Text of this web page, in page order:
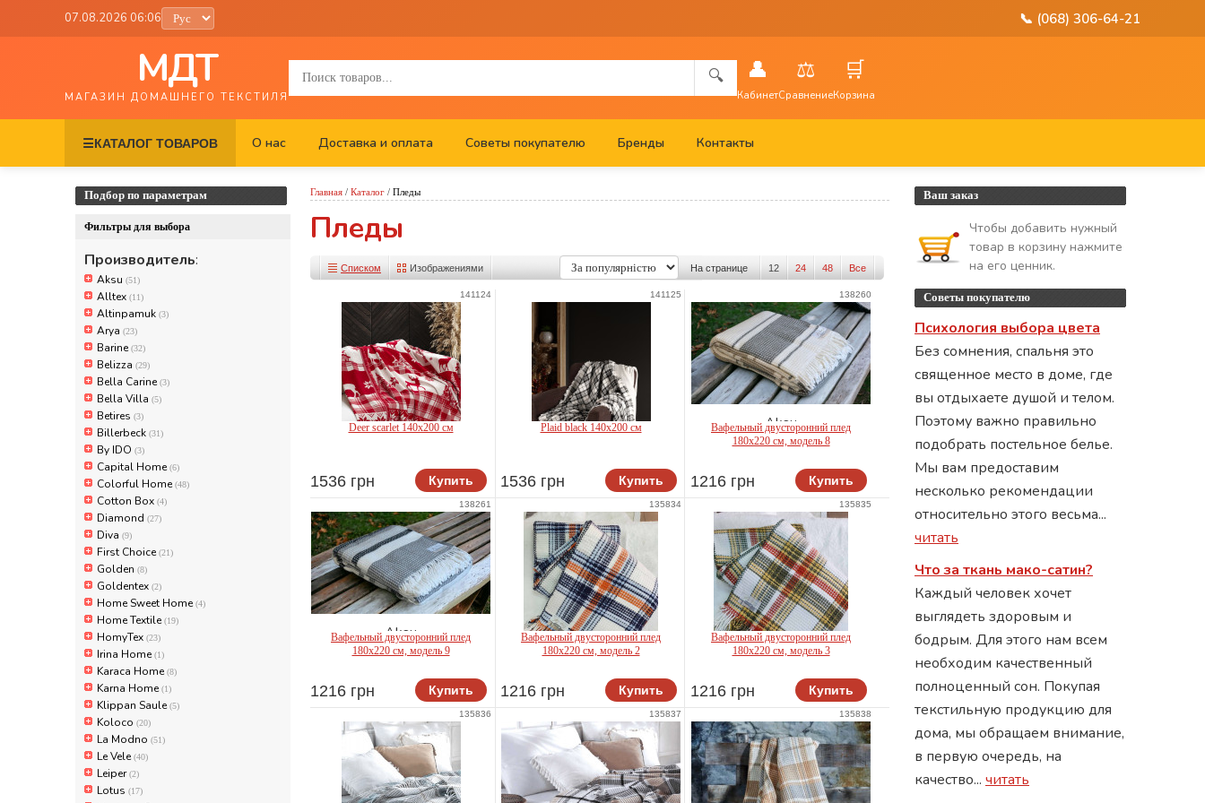
07.08.2026 06:06 📞 (068) 306-64-21
МДТ
МАГАЗИН ДОМАШНЕГО ТЕКСТИЛЯ
🔍 👤
Кабинет
⚖️
Сравнение
🛒
Корзина
☰КАТАЛОГ ТОВАРОВ О нас Доставка и оплата Советы покупателю Бренды Контакты
Подбор по параметрам
Фильтры для выбора
Производитель:
Aksu (51)
Alltex (11)
Altinpamuk (3)
Arya (23)
Barine(32)
Belizza (29)
Bella Carine(3)
Bella Villa (5)
Betires (3)
Billerbeck (31)
By IDO (3)
Capital Home(6)
Colorful Home(48)
Cotton Box (4)
Diamond (27)
Diva (9)
First Choice(21)
Golden (8)
Goldentex (2)
Home Sweet Home(4)
Home Textile(19)
HomyTex (23)
Irina Home(1)
Karaca Home(8)
Karna Home(1)
Klippan Saule(5)
Koloco (20)
La Modno (51)
Le Vele(40)
Leiper(2)
Lotus (17)
Главная / Каталог / Пледы
Пледы
На странице 12 24 48 Все
Списком Изображениями
First Choice
141124
Deer scarlet 140x200 см
1536 грн Купить
First Choice
141125
Plaid black 140x200 см
1536 грн Купить
Aksu
138260
Вафельный двусторонний плед
180x220 см, модель 8
1216 грн Купить
Aksu
138261
Вафельный двусторонний плед
180x220 см, модель 9
1216 грн Купить
Aksu
135834
Вафельный двусторонний плед
180х220 см, модель 2
1216 грн Купить
Aksu
135835
Вафельный двусторонний плед
180х220 см, модель 3
1216 грн Купить
135836 135837 135838
Ваш заказ
Чтобы добавить нужный
товар в корзину нажмите
на его ценник.
Советы покупателю
Психология выбора цвета
Без сомнения, спальня это
священное место в доме, где
вы отдыхаете душой и телом.
Поэтому важно правильно
подобрать постельное белье.
Мы вам предоставим
несколько рекомендации
относительно этого весьма...
читать
Что за ткань мако-сатин?
Каждый человек хочет
выглядеть здоровым и
бодрым. Для этого нам всем
необходим качественный
полноценный сон. Покупая
текстильную продукцию для
дома, мы обращаем внимание,
в первую очередь, на
качество... читать